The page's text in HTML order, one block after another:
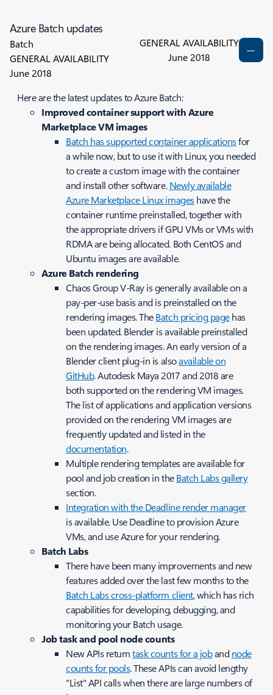
Azure Batch updates
Batch
GENERAL AVAILABILITY
June 2018
GENERAL AVAILABILITY
June 2018
Here are the latest updates to Azure Batch:
Improved container support with Azure
Marketplace VM images
Batch has supported container applicationsfor
a while now, but to use it with Linux, you needed
to create a custom image with the container
and install other software.Newly available
Azure Marketplace Linux imageshave the
container runtime preinstalled, together with
the appropriate drivers if GPU VMs or VMs with
RDMA are being allocated. Both CentOS and
Ubuntu images are available.
Azure Batch rendering
Chaos Group V-Ray is generally available on a
pay-per-use basis and is preinstalled on the
rendering images. TheBatch pricing pagehas
been updated. Blender is available preinstalled
on the rendering images. An early version of a
Blender client plug-in is alsoavailable on
GitHub. Autodesk Maya 2017 and 2018 are
both supported on the rendering VM images.
The list of applications and application versions
provided on the rendering VM images are
frequently updated and listed in the
documentation.
Multiple rendering templates are available for
pool and job creation in theBatch Labs gallery
section.
Integration with the Deadline render manager
is available. Use Deadline to provision Azure
VMs, and use Azure for your rendering.
Batch Labs
There have been many improvements and new
features added over the last few months to the
Batch Labs cross-platform client, which has rich
capabilities for developing, debugging, and
monitoring your Batch usage.
Job task and pool node counts
New APIs returntask counts for a jobandnode
counts for pools. These APIs can avoid lengthy
"List" API calls when there are large numbers of